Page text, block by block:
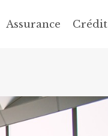
Assurance Crédit